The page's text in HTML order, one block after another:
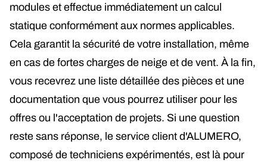
modules et effectue immédiatement un calcul
statique conformément aux normes applicables.
Cela garantit la sécurité de votre installation, même
en cas de fortes charges de neige et de vent. À la fin,
vous recevrez une liste détaillée des pièces et une
documentation que vous pourrez utiliser pour les
offres ou l'acceptation de projets. Si une question
reste sans réponse, le service client d'ALUMERO,
composé de techniciens expérimentés, est là pour